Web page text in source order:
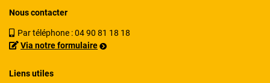
Nous contacter
Par téléphone :04 90 81 18 18
Via notre formulaire
Liens utiles